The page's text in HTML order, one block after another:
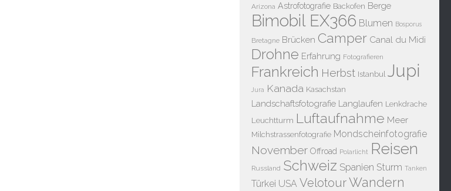
Arizona Astrofotografie Backofen Berge
Bimobil EX366 Blumen Bosporus
Bretagne Brücken Camper Canal du Midi
Drohne Erfahrung Fotografieren
Frankreich Herbst Istanbul Jupi
Jura Kanada Kasachstan
Landschaftsfotografie Langlaufen Lenkdrache
Leuchtturm Luftaufnahme Meer
Milchstrassenfotografie Mondscheinfotografie
November Offroad Polarlicht Reisen
Russland Schweiz Spanien Sturm Tanken
Türkei USA VelotourWandern